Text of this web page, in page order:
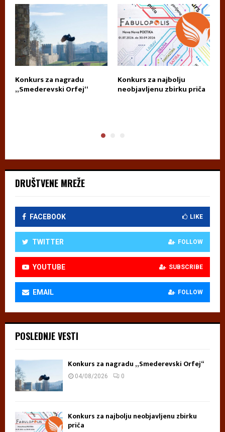
Konkurs za nagradu
„Smederevski Orfej“
Konkurs za najbolju
neobjavljenu zbirku priča
DRUŠTVENE MREŽE
FACEBOOK LIKE
TWITTER FOLLOW
YOUTUBE SUBSCRIBE
EMAIL FOLLOW
POSLEDNJE VESTI
Konkurs za nagradu „Smederevski Orfej“
04/08/2026 0
Konkurs za najbolju neobjavljenu zbirku
priča